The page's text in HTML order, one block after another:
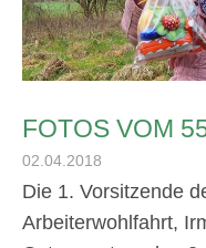
FOTOS VOM
02.04.2018
Die 1. Vorsitzende
Arbeiterwohlfahrt,